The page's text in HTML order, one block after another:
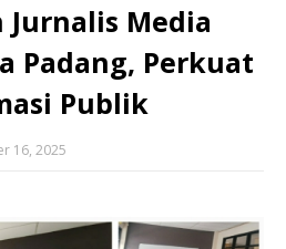
Jurnalis Media
Padang, Perkuat
Publik
16, 2025